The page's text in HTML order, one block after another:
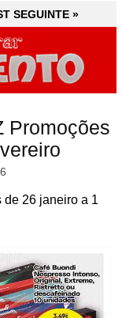
SEGUINTE »
Promoções
de 26 janeiro a 1
SEGUINTE »